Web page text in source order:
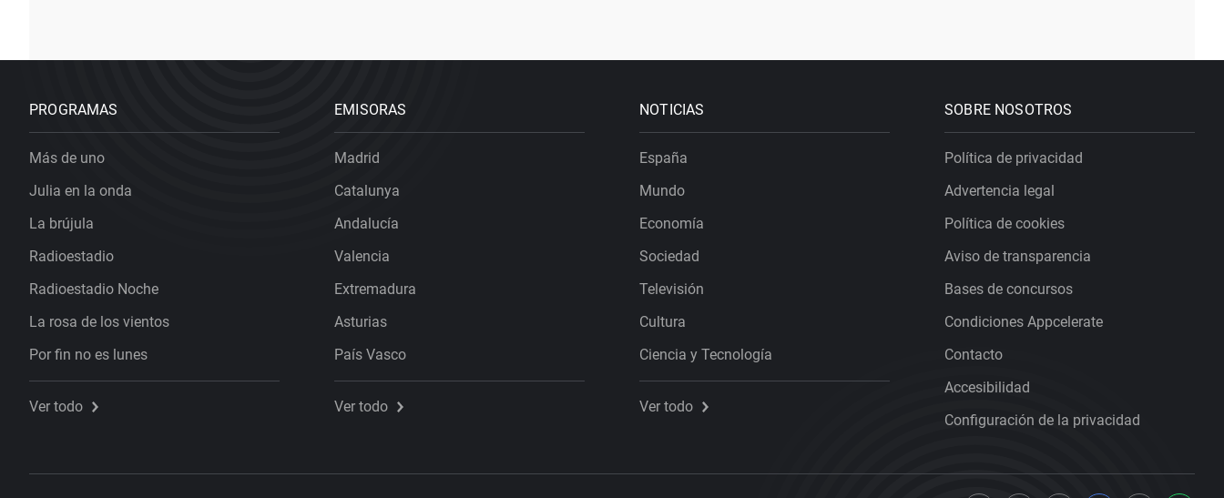
PROGRAMAS
Más de uno
Julia en la onda
La brújula
Radioestadio
Radioestadio Noche
La rosa de los vientos
Por fin no es lunes
Ver todo
EMISORAS
Madrid
Catalunya
Andalucía
Valencia
Extremadura
Asturias
País Vasco
Ver todo
NOTICIAS
España
Mundo
Economía
Sociedad
Televisión
Cultura
Ciencia y Tecnología
Ver todo
SOBRE NOSOTROS
Política de privacidad
Advertencia legal
Política de cookies
Aviso de transparencia
Bases de concursos
Condiciones Appcelerate
Contacto
Accesibilidad
Configuración de la privacidad